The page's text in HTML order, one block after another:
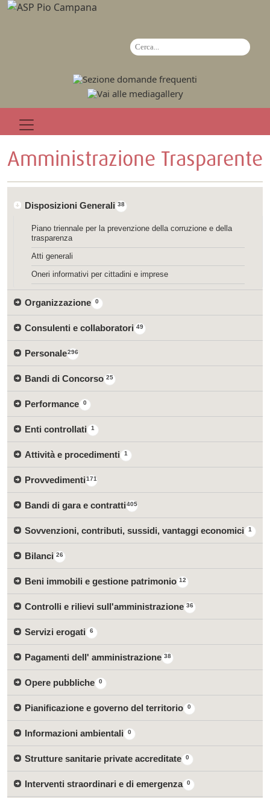
Amministrazione Trasparente
38
Disposizioni Generali
Piano triennale per la prevenzione della corruzione e della
trasparenza
Atti generali
Oneri informativi per cittadini e imprese
0
Organizzazione
49
Consulenti e collaboratori
296
Personale
25
Bandi di Concorso
0
Performance
1
Enti controllati
1
Attività e procedimenti
171
Provvedimenti
405
Bandi di gara e contratti
1
Sovvenzioni, contributi, sussidi, vantaggi economici
26
Bilanci
12
Beni immobili e gestione patrimonio
36
Controlli e rilievi sull'amministrazione
6
Servizi erogati
38
Pagamenti dell' amministrazione
0
Opere pubbliche
0
Pianificazione e governo del territorio
0
Informazioni ambientali
0
Strutture sanitarie private accreditate
0
Interventi straordinari e di emergenza